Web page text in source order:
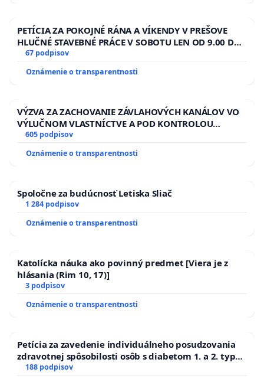
PETÍCIA ZA POKOJNÉ RÁNA A VÍKENDY V PREŠOVE
HLUČNÉ STAVEBNÉ PRÁCE V SOBOTU LEN OD 9.00 DO
13.00 HOD., CEZ PRACOVNÝ TÝŽDEŇ CIEĽ 8.00 – 18.00
ĎUMBIERSKEJ/MAGU
67 podpisov
Oznámenie o transparentnosti
VÝZVA ZA ZACHOVANIE ZÁVLAHOVÝCH KANÁLOV VO
VÝLUČNOM VLASTNÍCTVE A POD KONTROLOU
SLOVENSKEJ REPUBLIKY & žiadosť na riešenie
kanálov na Slovensku
605 podpisov
Oznámenie o transparentnosti
Spoločne za budúcnosť Letiska Sliač
1 284 podpisov
Oznámenie o transparentnosti
Katolícka náuka ako povinný predmet [Viera je z
hlásania (Rim 10, 17)]
3 podpisov
Oznámenie o transparentnosti
Petícia za zavedenie individuálneho posudzovania
zdravotnej spôsobilosti osôb s diabetom 1. a 2. typu
pri prijímaní do Policajného zboru SR
188 podpisov